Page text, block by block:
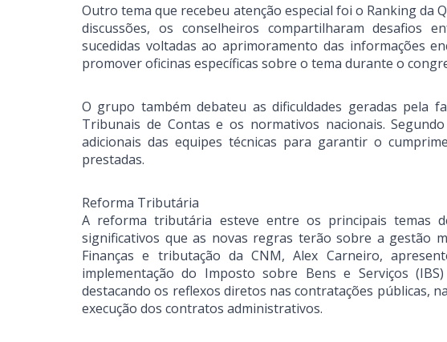
Outro tema que recebeu atenção especial foi o Ranking da
discussões, os conselheiros compartilharam desafios
sucedidas voltadas ao aprimoramento das informações
promover oficinas específicas sobre o tema durante o
O grupo também debateu as dificuldades geradas pela
Tribunais de Contas e os normativos nacionais.
adicionais das equipes técnicas para garantir o
prestadas.
Reforma Tributária
A reforma tributária esteve entre os principais temas
significativos que as novas regras terão sobre a gestão
Finanças e tributação da CNM, Alex Carneiro,
implementação do Imposto sobre Bens e Serviços
destacando os reflexos diretos nas contratações públicas,
execução dos contratos administrativos.